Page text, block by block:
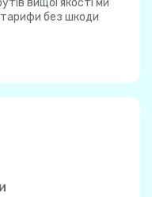
вищої якості ми
без шкоди